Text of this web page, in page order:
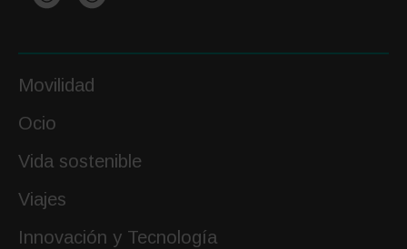
Movilidad
Ocio
Vida sostenible
Viajes
Innovación y Tecnología